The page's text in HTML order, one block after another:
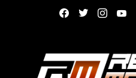
facebooktwitterinstagram